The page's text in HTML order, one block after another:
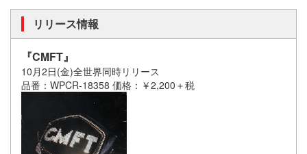
リリース情報
『CMFT』
10月2日(金)全世界同時リリース
品番：WPCR-18358 価格：￥2,200＋税